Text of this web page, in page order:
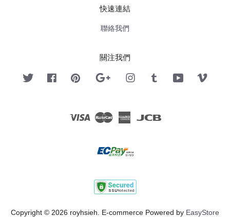
快速連結
聯絡我們
關注我們
Twitter FacebookPinterest Google InstagramTumblr YouTube
Visa Master American
Copyright © 2026 royhsieh. E-commerce Powered by EasyStore